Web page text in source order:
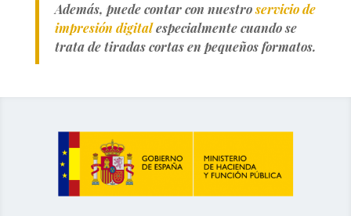
Además, puede contar con nuestroservicio de
impresión digitalespecialmente cuando se
trata de tiradas cortas en pequeños formatos.